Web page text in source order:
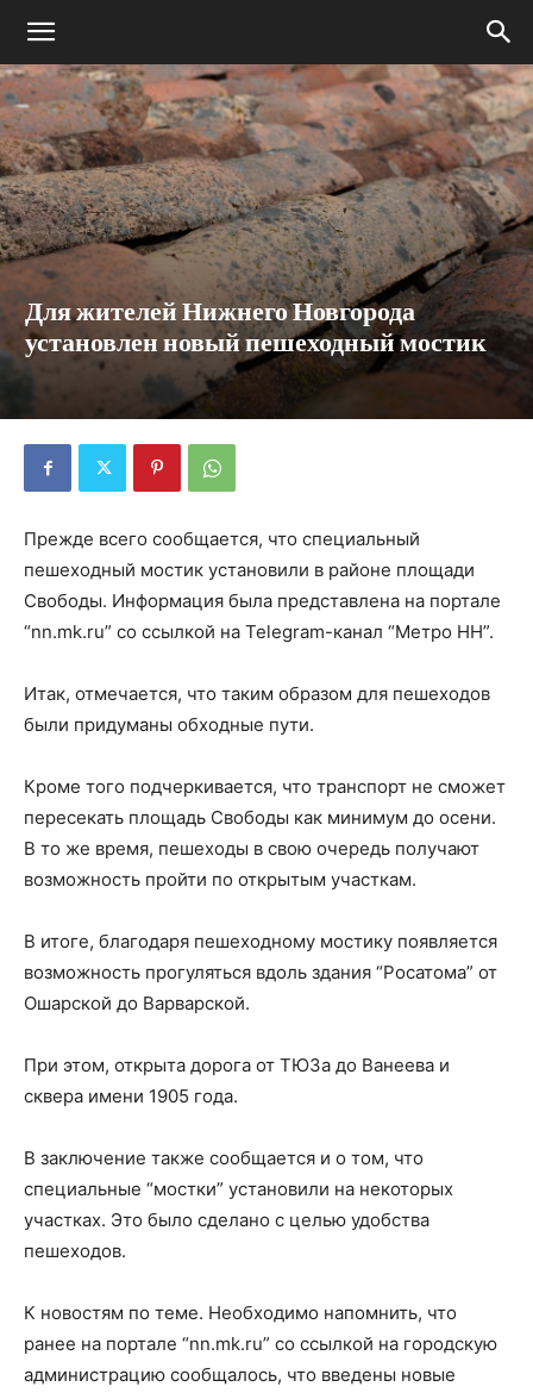
Для жителей Нижнего Новгорода
установлен новый пешеходный мостик
Прежде всего сообщается, что специальный
пешеходный мостик установили в районе площади
Свободы. Информация была представлена на портале
“nn.mk.ru” со ссылкой на Telegram-канал “Метро НН”.
Итак, отмечается, что таким образом для пешеходов
были придуманы обходные пути.
Кроме того подчеркивается, что транспорт не сможет
пересекать площадь Свободы как минимум до осени.
В то же время, пешеходы в свою очередь получают
возможность пройти по открытым участкам.
В итоге, благодаря пешеходному мостику появляется
возможность прогуляться вдоль здания “Росатома” от
Ошарской до Варварской.
При этом, открыта дорога от ТЮЗа до Ванеева и
сквера имени 1905 года.
В заключение также сообщается и о том, что
специальные “мостки” установили на некоторых
участках. Это было сделано с целью удобства
пешеходов.
К новостям по теме. Необходимо напомнить, что
ранее на портале “nn.mk.ru” со ссылкой на городскую
администрацию сообщалось, что введены новые